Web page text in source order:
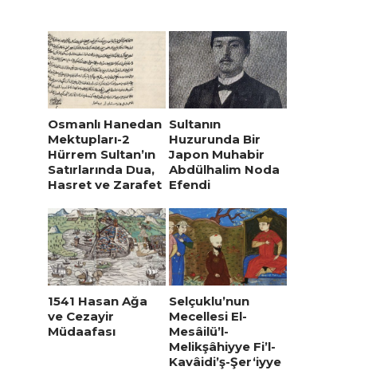
Osmanlı Hanedan
Mektupları-2
Hürrem Sultan’ın
Satırlarında Dua,
Hasret ve Zarafet
Sultanın
Huzurunda Bir
Japon Muhabir
Abdülhalim Noda
Efendi
1541 Hasan Ağa
ve Cezayir
Müdaafası
Selçuklu’nun
Mecellesi El-
Mesâilü’l-
Melikşâhiyye Fi’l-
Kavâidi’ş-Şer‘iyye